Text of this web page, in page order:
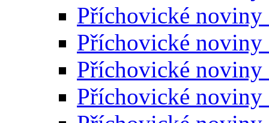
Příchovické noviny
Příchovické noviny
Příchovické noviny
Příchovické noviny